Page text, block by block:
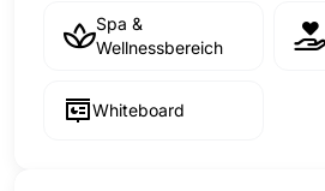
Spa &
Wellnessbereich
Whiteboard